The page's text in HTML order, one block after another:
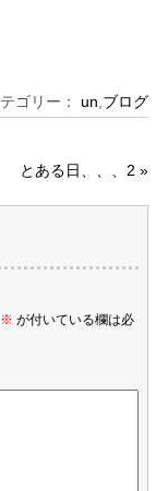
ゴリー：un ブログ
とある日、、、2 »
※ が付いている欄は必